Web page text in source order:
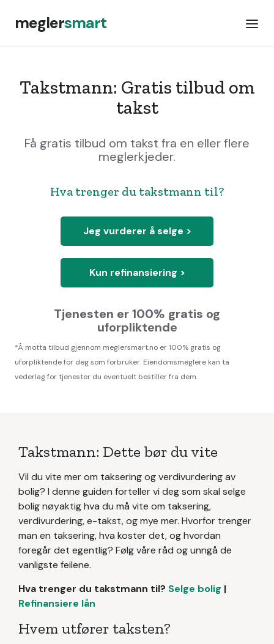
meglersmart
Takstmann: Gratis tilbud om
takst
Få gratis tilbud om takst fra en eller flere
meglerkjeder.
Hva trenger du takstmann til?
Jeg vurderer å selge >
Kun refinansiering >
Tjenesten er 100% gratis og
uforpliktende
*Å motta tilbud gjennom meglersmart.no er 100% gratis og
uforpliktende for deg som forbruker. Eiendomsmeglere kan ta
vederlag for tjenester du eventuelt bestiller fra dem.
Takstmann: Dette bør du vite
Vil du vite mer om taksering og verdivurdering av
bolig? I denne guiden forteller vi deg som skal selge
bolig nøyaktig hva du må vite om taksering,
verdivurdering, e-takst, og mye mer. Hvorfor trenger
man en taksering, hva koster det, og hvordan
foregår det egentlig? Følg våre råd og unngå de
vanligste feilene.
Hva trenger du takstmann til? Selge bolig |
Refinansiere lån
Hvem utfører taksten?